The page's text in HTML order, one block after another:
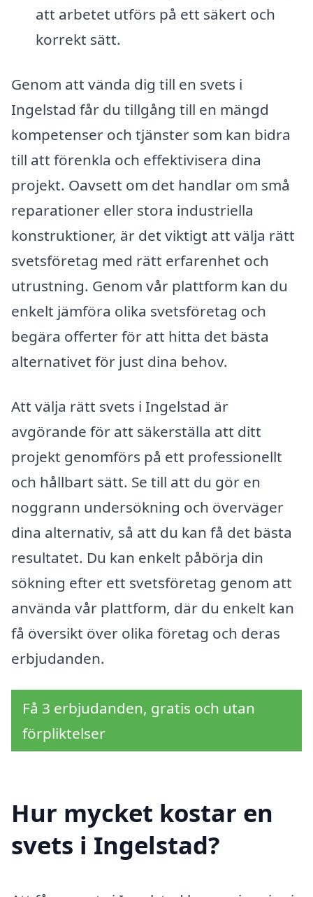
att arbetet utförs på ett säkert och
korrekt sätt.
Genom att vända dig till en svets i
Ingelstad får du tillgång till en mängd
kompetenser och tjänster som kan bidra
till att förenkla och effektivisera dina
projekt. Oavsett om det handlar om små
reparationer eller stora industriella
konstruktioner, är det viktigt att välja rätt
svetsföretag med rätt erfarenhet och
utrustning. Genom vår plattform kan du
enkelt jämföra olika svetsföretag och
begära offerter för att hitta det bästa
alternativet för just dina behov.
Att välja rätt svets i Ingelstad är
avgörande för att säkerställa att ditt
projekt genomförs på ett professionellt
och hållbart sätt. Se till att du gör en
noggrann undersökning och överväger
dina alternativ, så att du kan få det bästa
resultatet. Du kan enkelt påbörja din
sökning efter ett svetsföretag genom att
använda vår plattform, där du enkelt kan
få översikt över olika företag och deras
erbjudanden.
Få 3 erbjudanden, gratis och utan
förpliktelser
Hur mycket kostar en
svets i Ingelstad?